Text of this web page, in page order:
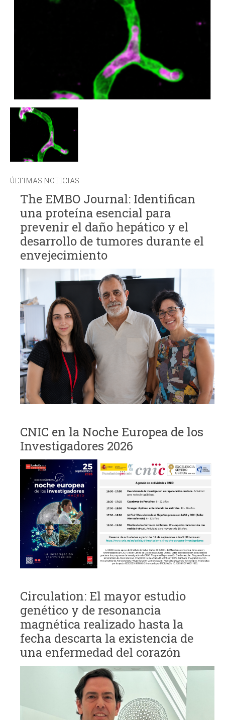
ÚLTIMAS NOTICIAS
The EMBO Journal: Identifican
una proteína esencial para
prevenir el daño hepático y el
desarrollo de tumores durante el
envejecimiento
CNIC en la Noche Europea de los
Investigadores 2026
Circulation: El mayor estudio
genético y de resonancia
magnética realizado hasta la
fecha descarta la existencia de
una enfermedad del corazón